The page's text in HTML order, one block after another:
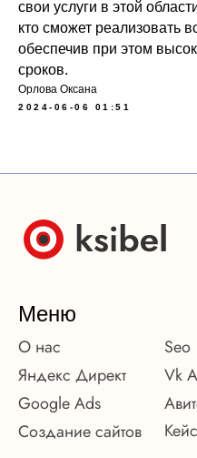
свои услуги в этой
кто сможет реализовать
обеспечив при этом
сроков.
Орлова Оксана
2024-06-06 01:51
Меню
Яндекс Директ
О нас Seo
Google Ads
Vk
Создание сайтов